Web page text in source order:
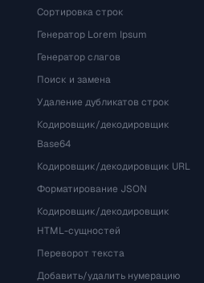
Сортировка строк
Генератор Lorem Ipsum
Генератор слагов
Поиск и замена
Удаление дубликатов строк
Кодировщик/декодировщик
Base64
Кодировщик/декодировщик URL
Форматирование JSON
Кодировщик/декодировщик
HTML-сущностей
Переворот текста
Добавить/удалить нумерацию